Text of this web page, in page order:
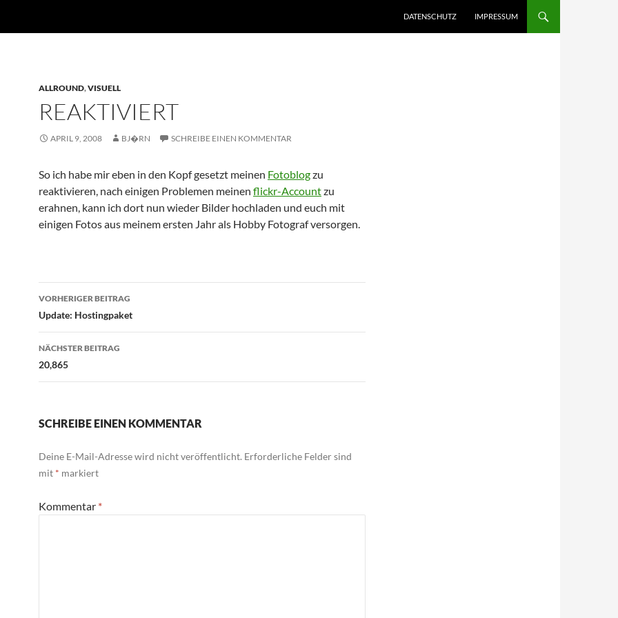
DATENSCHUTZ IMPRESSUM
ALLROUND,VISUELL
REAKTIVIERT
APRIL 9, 2008 BJ�RN SCHREIBE EINEN KOMMENTAR
So ich habe mir eben in den Kopf gesetzt meinen Fotoblogzu
reaktivieren, nach einigen Problemen meinen flickr-Accountzu
erahnen, kann ich dort nun wieder Bilder hochladen und euch mit
einigen Fotos aus meinem ersten Jahr als Hobby Fotograf versorgen.
Beitragsnavigation
VORHERIGER BEITRAG
Update: Hostingpaket
NÄCHSTER BEITRAG
20,865
SCHREIBE EINEN KOMMENTAR
Deine E-Mail-Adresse wird nicht veröffentlicht. Erforderliche Felder sind
mit * markiert
Kommentar *